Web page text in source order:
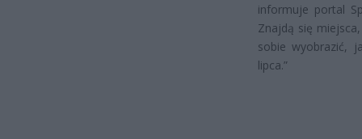
informuje portal
Znajdą się
sobie wyobrazić,
lipca.”